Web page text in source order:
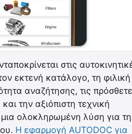
στις
εκτενή κατάλογο, τη φιλική
αναζήτησης, τις
την αξιόπιστη τεχνική
ολοκληρωμένη λύση για
Η εφαρμογή AUTODOС για